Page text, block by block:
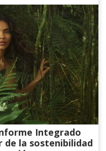
Integrado
de la sostenibilidad